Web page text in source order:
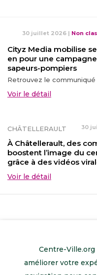
30 juillet 2026 | Non
Cityz Media mobilise
en pour une
sapeurs-pompiers
Retrouvez le
Voir le détail
CHÂTELLERAULT 30
À Châtellerault, des
boostent l’image du
grâce à des vidéos
Voir le détail
Centre-
améliorer votre